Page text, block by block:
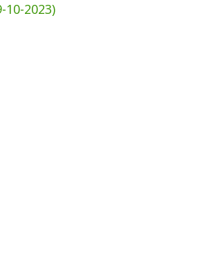
10-2023)